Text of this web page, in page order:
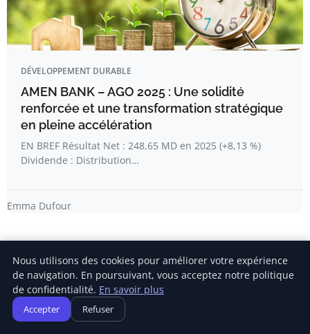
DÉVELOPPEMENT DURABLE
AMEN BANK – AGO 2025 : Une solidité
renforcée et une transformation stratégique
en pleine accélération
EN BREF Résultat Net : 248,65 MD en 2025 (+8,13 %)
Dividende : Distribution…
Emma Dufour
Newsletter
Nous utilisons des cookies pour améliorer votre expérience
de navigation. En poursuivant, vous acceptez notre politique
de confidentialité. En savoir plus
Accepter Refuser